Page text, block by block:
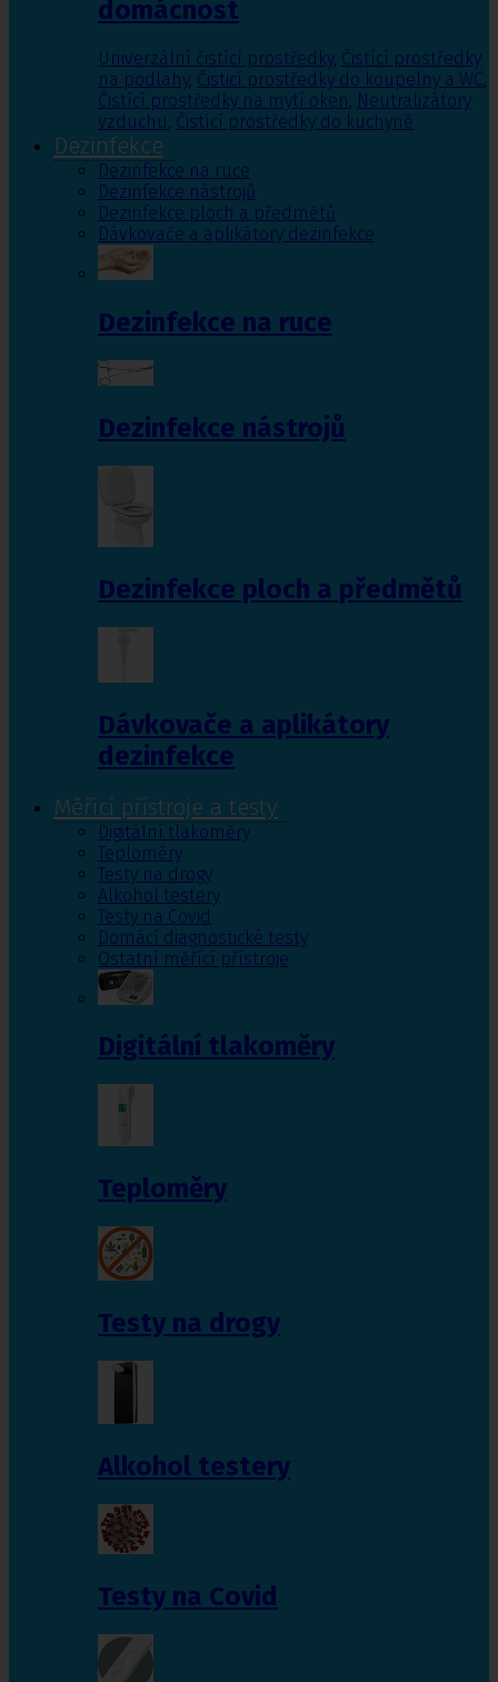
domácnost
Univerzální čistící prostředky, Čistící prostředky
na podlahy, Čisticí prostředky do koupelny a WC,
Čistící prostředky na mytí oken, Neutralizátory
vzduchu, Čistící prostředky do kuchyně
Dezinfekce
Dezinfekce na ruce
Dezinfekce nástrojů
Dezinfekce ploch a předmětů
Dávkovače a aplikátory dezinfekce
Dezinfekce na ruce
Dezinfekce nástrojů
Dezinfekce ploch a předmětů
Dávkovače a aplikátory
dezinfekce
Měřící přístroje a testy
Digitální tlakoměry
Teploměry
Testy na drogy
Alkohol testery
Testy na Covid
Domácí diagnostické testy
Ostatní měřící přístroje
Digitální tlakoměry
Teploměry
Testy na drogy
Alkohol testery
Testy na Covid